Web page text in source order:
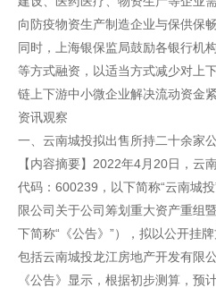
向防疫物资生产制造企业与保供保
同时，上海银保监局鼓励各银行机
等方式融资，以适当方式减少对上
链上下游中小微企业解决流动资金紧
资讯观察
一、云南城投拟出售所持二十余家
【内容摘要】2022年4月20日，云
代码：600239，以下简称“云南城
限公司关于公司筹划重大资产重组
下简称“《公告》”），拟以公开挂
包括云南城投龙江房地产开发有限
《公告》显示，根据初步测算，预